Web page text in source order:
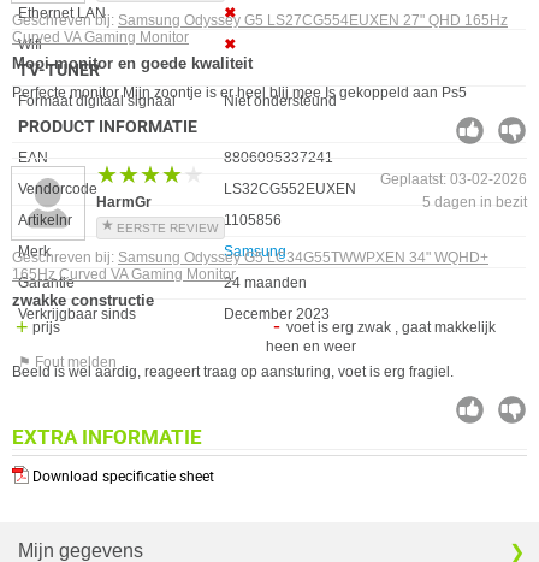
Eigenschap Waarde
Ethernet LAN
✖︎
Wifi
✖︎
TV-TUNER
Eigenschap Waarde
Formaat digitaal signaal Niet ondersteund
PRODUCT INFORMATIE
EAN
8806095337241
Vendorcode
LS32CG552EUXEN
Artikelnr
1105856
Merk
Samsung
Garantie
24 maanden
Verkrijgbaar sinds
December 2023
⚑ Fout melden
EXTRA INFORMATIE
Download specificatie sheet
Geschreven bij: Samsung Odyssey G5 LS27CG554EUXEN 27" QHD 165Hz
Curved VA Gaming Monitor
Mooi monitor en goede kwaliteit
Perfecte monitor Mijn zoontje is er heel blij mee Is gekoppeld aan Ps5
★★★★★
★★★★★
HarmGr
EERSTE REVIEW
Geschreven bij: Samsung Odyssey G5 LC34G55TWWPXEN 34" WQHD+
165Hz Curved VA Gaming Monitor
Geplaatst: 03-02-2026
5 dagen in bezit
zwakke constructie
prijs
voet is erg zwak , gaat makkelijk
heen en weer
Beeld is wel aardig, reageert traag op aansturing, voet is erg fragiel.
Mijn gegevens